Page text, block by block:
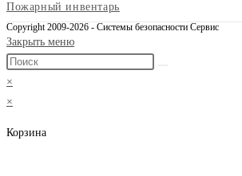
Пожарный инвентарь
Copyright 2009-2026 - Системы безопасности Сервис
Закрыть меню
×
×
Корзина